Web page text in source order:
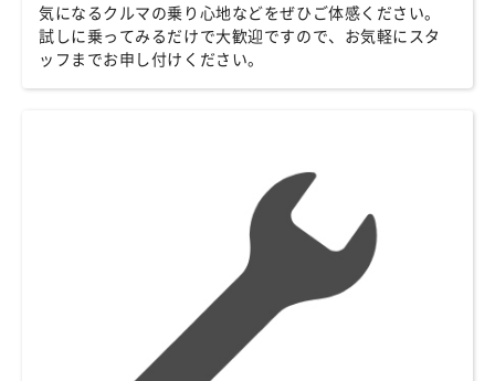
気になるクルマの乗り心地などをぜひご体感ください。
試しに乗ってみるだけで大歓迎ですので、お気軽にスタ
ッフまでお申し付けください。